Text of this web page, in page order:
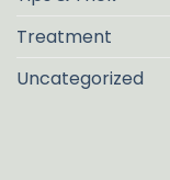
Treatment
Uncategorized